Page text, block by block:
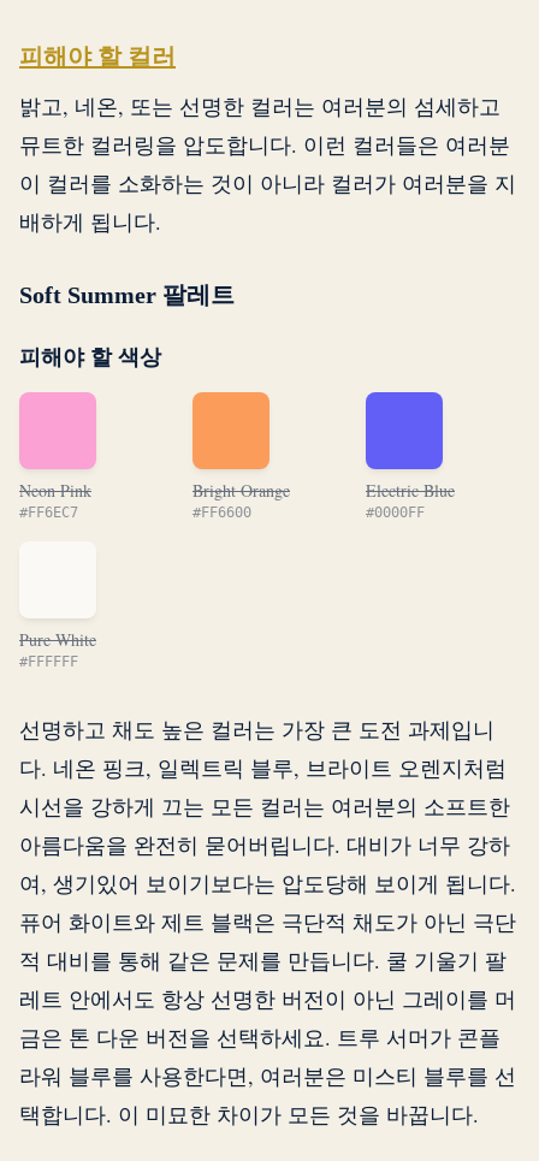
피해야 할 컬러
밝고, 네온, 또는 선명한 컬러는 여러분의 섬세하고
뮤트한 컬러링을 압도합니다. 이런 컬러들은 여러분
이 컬러를 소화하는 것이 아니라 컬러가 여러분을 지
배하게 됩니다.
Soft Summer 팔레트
피해야 할 색상
Neon Pink
#FF6EC7
Bright Orange
#FF6600
Electric Blue
#0000FF
Pure White
#FFFFFF
선명하고 채도 높은 컬러는 가장 큰 도전 과제입니
다. 네온 핑크, 일렉트릭 블루, 브라이트 오렌지처럼
시선을 강하게 끄는 모든 컬러는 여러분의 소프트한
아름다움을 완전히 묻어버립니다. 대비가 너무 강하
여, 생기있어 보이기보다는 압도당해 보이게 됩니다.
퓨어 화이트와 제트 블랙은 극단적 채도가 아닌 극단
적 대비를 통해 같은 문제를 만듭니다. 쿨 기울기 팔
레트 안에서도 항상 선명한 버전이 아닌 그레이를 머
금은 톤 다운 버전을 선택하세요. 트루 서머가 콘플
라워 블루를 사용한다면, 여러분은 미스티 블루를 선
택합니다. 이 미묘한 차이가 모든 것을 바꿉니다.